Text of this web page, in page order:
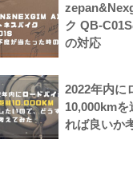
ク QB-
の対応
2022年内に
10,000km
れば良いか